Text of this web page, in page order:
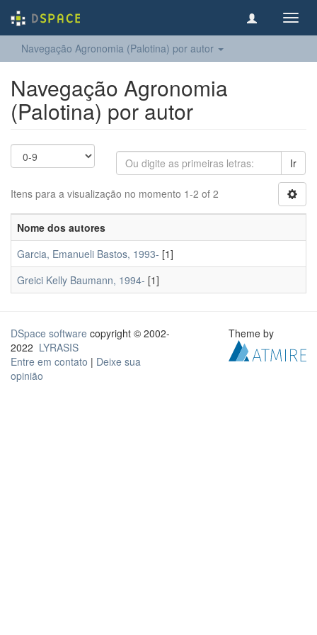
Navegação Agronomia (Palotina) por autor
Navegação Agronomia
(Palotina) por autor
Ir
Itens para a visualização no momento 1-2 of 2
Nome dos autores
Garcia, Emanueli Bastos, 1993- [1]
Greici Kelly Baumann, 1994- [1]
DSpace software copyright © 2002-
2022 LYRASIS
Entre em contato | Deixe sua
opinião
Theme by